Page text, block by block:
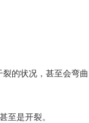
的状况，甚至会弯曲
至是开裂。